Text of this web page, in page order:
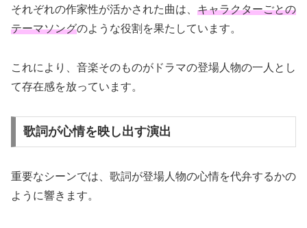
それぞれの作家性が活かされた曲は、 キャラクターごとの
テーマソングのような役割を果たしています。
これにより、音楽そのものがドラマの登場人物の一人とし
て存在感を放っています。
歌詞が心情を映し出す演出
重要なシーンでは、歌詞が登場人物の心情を代弁するかの
ように響きます。